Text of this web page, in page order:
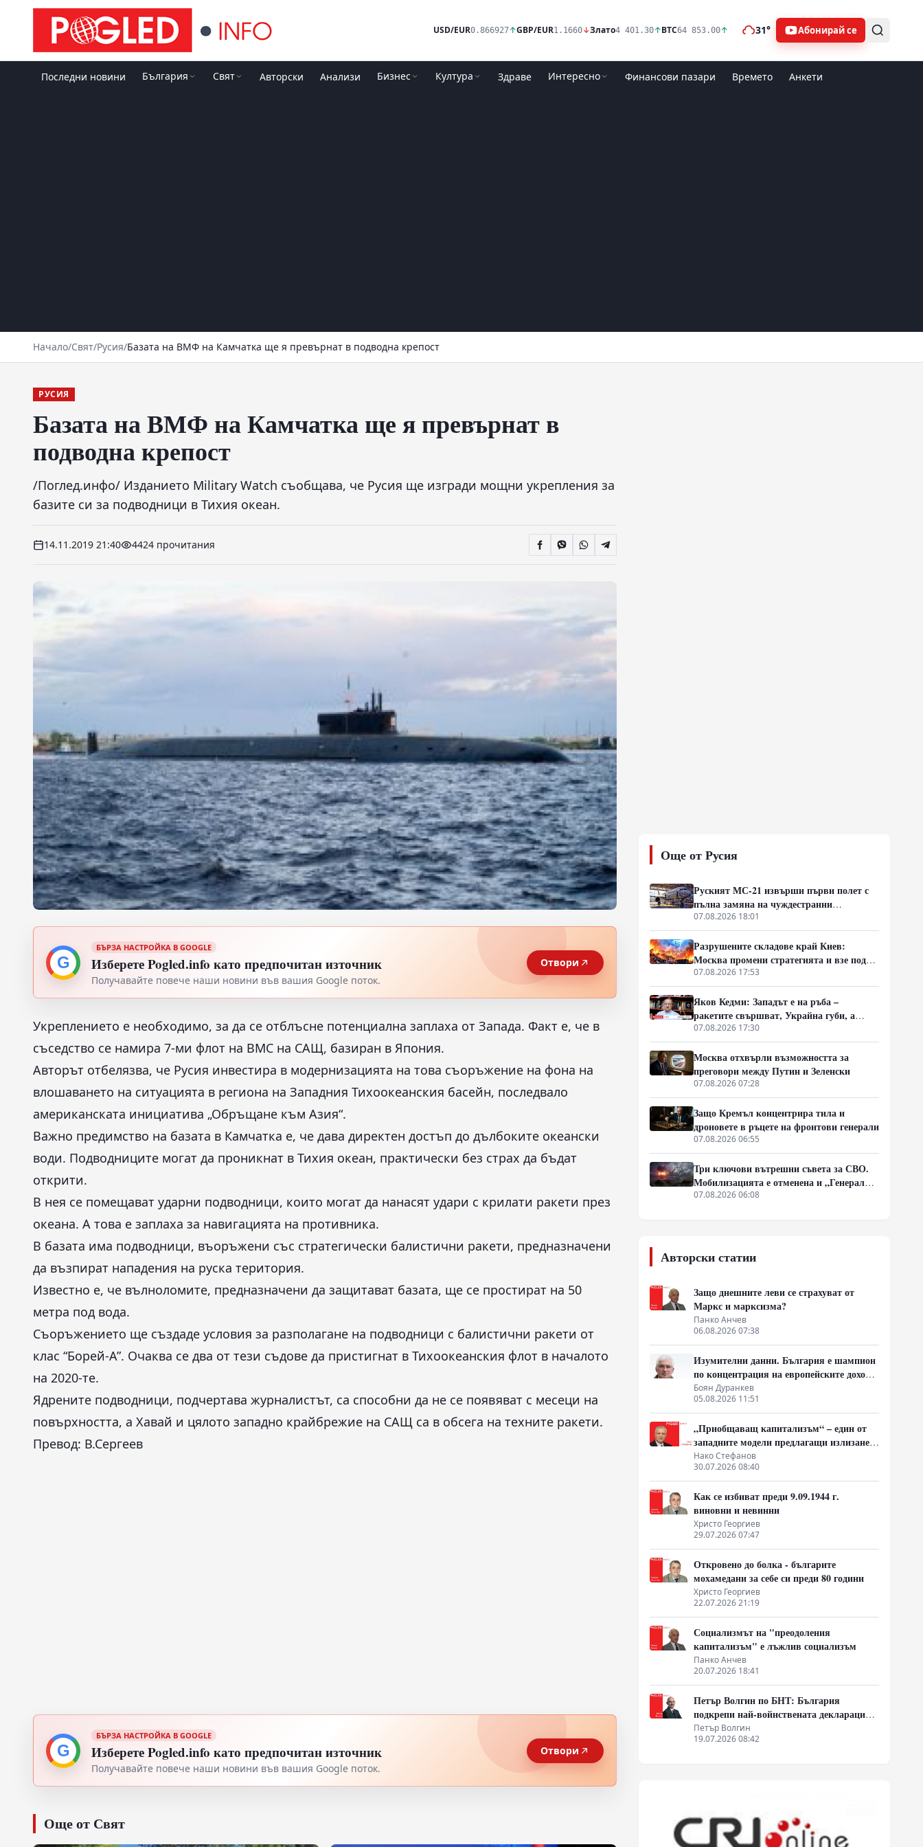
USD/EUR0.866927↑GBP/EUR1.1660↓Злато4 401.30↑BTC64 853.00↑ 31° Абонирай се
Последни новини България Свят Авторски Анализи Бизнес Култура Здраве Интересно Финансови пазари Времето Анкети
Начало/Свят/Русия/Базата на ВМФ на Камчатка ще я превърнат в подводна крепост
РУСИЯ
Базата на ВМФ на Камчатка ще я превърнат в
подводна крепост
/Поглед.инфо/ Изданието Military Watch съобщава, че Русия ще изгради мощни укрепления за
базите си за подводници в Тихия океан.
14.11.2019 21:40 4424 прочитания
G
БЪРЗА НАСТРОЙКА В GOOGLE
Изберете Pogled.info като предпочитан източник
Получавайте повече наши новини във вашия Google поток.
Отвори
Укреплението е необходимо, за да се отблъсне потенциална заплаха от Запада. Факт е, че в
съседство се намира 7-ми флот на ВМС на САЩ, базиран в Япония.
Авторът отбелязва, че Русия инвестира в модернизацията на това съоръжение на фона на
влошаването на ситуацията в региона на Западния Тихоокеанския басейн, последвало
американската инициатива „Обръщане към Азия“.
Важно предимство на базата в Камчатка е, че дава директен достъп до дълбоките океански
води. Подводниците могат да проникнат в Тихия океан, практически без страх да бъдат
открити.
В нея се помещават ударни подводници, които могат да нанасят удари с крилати ракети през
океана. А това е заплаха за навигацията на противника.
В базата има подводници, въоръжени със стратегически балистични ракети, предназначени
да възпират нападения на руска територия.
Известно е, че вълноломите, предназначени да защитават базата, ще се простират на 50
метра под вода.
Съоръжението ще създаде условия за разполагане на подводници с балистични ракети от
клас “Борей-А”. Очаква се два от тези съдове да пристигнат в Тихоокеанския флот в началото
на 2020-те.
Ядрените подводници, подчертава журналистът, са способни да не се появяват с месеци на
повърхността, а Хавай и цялото западно крайбрежие на САЩ са в обсега на техните ракети.
Превод: В.Сергеев
G
БЪРЗА НАСТРОЙКА В GOOGLE
Изберете Pogled.info като предпочитан източник
Получавайте повече наши новини във вашия Google поток.
Отвори
Още от Свят
Още от Русия
Руският МС-21 извърши първи полет с
пълна замяна на чуждестранни
компоненти, но доставките се отлагат за
2027 година
07.08.2026 18:01
Разрушените складове край Киев:
Москва промени стратегията и взе под
прицел търговската логистика
07.08.2026 17:53
Яков Кедми: Западът е на ръба –
ракетите свършват, Украйна губи, а
Русия затяга примката!
07.08.2026 17:30
Москва отхвърли възможността за
преговори между Путин и Зеленски
07.08.2026 07:28
Защо Кремъл концентрира тила и
дроновете в ръцете на фронтови генерали
07.08.2026 06:55
Три ключови вътрешни съвета за СВО.
Мобилизацията е отменена и „Генерал
Армагедон“ се завръща? Чудесната
07.08.2026 06:08
Авторски статии
Защо днешните леви се страхуват от
Маркс и марксизма?
Панко Анчев
06.08.2026 07:38
Изумителни данни. България е шампион
по концентрация на европейските доходи
в ръцете на най-богатия 1%, надминава
и САЩ
Боян Дуранкев
05.08.2026 11:51
„Приобщаващ капитализъм“ – един от
западните модели предлагащи излизане
от системата на неолиберализма
Нако Стефанов
30.07.2026 08:40
Как се избиват преди 9.09.1944 г.
виновни и невинни
Христо Георгиев
29.07.2026 07:47
Откровено до болка - българите
мохамедани за себе си преди 80 години
Христо Георгиев
22.07.2026 21:19
Социализмът на "преодоления
капитализъм" е лъжлив социализъм
Панко Анчев
20.07.2026 18:41
Петър Волгин по БНТ: България
подкрепи най-войнствената декларация,
която някога съм чел
Петър Волгин
19.07.2026 08:42